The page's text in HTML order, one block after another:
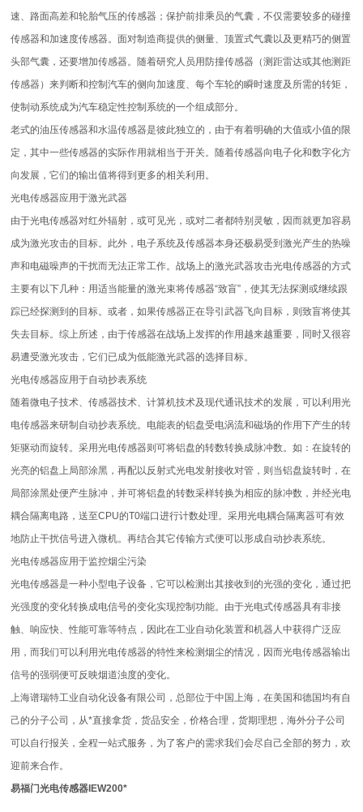
速、路面高差和轮胎气压的传感器；保护前排乘员的气囊，不仅需要较多的碰撞
传感器和加速度传感器。面对制造商提供的侧量、顶置式气囊以及更精巧的侧置
头部气囊，还要增加传感器。随着研究人员用防撞传感器（测距雷达或其他测距
传感器）来判断和控制汽车的侧向加速度、每个车轮的瞬时速度及所需的转矩，
使制动系统成为汽车稳定性控制系统的一个组成部分。
老式的油压传感器和水温传感器是彼此独立的，由于有着明确的大值或小值的限
定，其中一些传感器的实际作用就相当于开关。随着传感器向电子化和数字化方
向发展，它们的输出值将得到更多的相关利用。
光电传感器应用于激光武器
由于光电传感器对红外辐射，或可见光，或对二者都特别灵敏，因而就更加容易
成为激光攻击的目标。此外，电子系统及传感器本身还极易受到激光产生的热噪
声和电磁噪声的干扰而无法正常工作。战场上的激光武器攻击光电传感器的方式
主要有以下几种：用适当能量的激光束将传感器“致盲”，使其无法探测或继续跟
踪已经探测到的目标。或者，如果传感器正在导引武器飞向目标，则致盲将使其
失去目标。综上所述，由于传感器在战场上发挥的作用越来越重要，同时又很容
易遭受激光攻击，它们已成为低能激光武器的选择目标。
光电传感器应用于自动抄表系统
随着微电子技术、传感器技术、计算机技术及现代通讯技术的发展，可以利用光
电传感器来研制自动抄表系统。电能表的铝盘受电涡流和磁场的作用下产生的转
矩驱动而旋转。采用光电传感器则可将铝盘的转数转换成脉冲数。如：在旋转的
光亮的铝盘上局部涂黑，再配以反射式光电发射接收对管，则当铝盘旋转时，在
局部涂黑处便产生脉冲，并可将铝盘的转数采样转换为相应的脉冲数，并经光电
耦合隔离电路，送至CPU的T0端口进行计数处理。采用光电耦合隔离器可有效
地防止干扰信号进入微机。再结合其它传输方式便可以形成自动抄表系统。
光电传感器应用于监控烟尘污染
光电传感器是一种小型电子设备，它可以检测出其接收到的光强的变化，通过把
光强度的变化转换成电信号的变化实现控制功能。由于光电式传感器具有非接
触、响应快、性能可靠等特点，因此在工业自动化装置和机器人中获得广泛应
用，而我们可以利用光电传感器的特性来检测烟尘的情况，因而光电传感器输出
信号的强弱便可反映烟道浊度的变化。
上海谱瑞特工业自动化设备有限公司，总部位于中国上海，在美国和德国均有自
己的分子公司，从*直接拿货，货品安全，价格合理，货期理想，海外分子公司
可以自行报关，全程一站式服务，为了客户的需求我们会尽自己全部的努力，欢
迎前来合作。
易福门光电传感器IEW200*